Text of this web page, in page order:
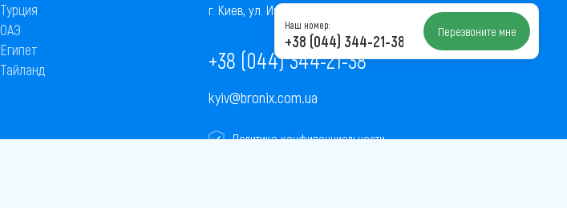
Турция
ОАЭ
Египет
Тайланд
г. Киев, ул. Институтская, 22/7, оф. 41
+38 (044) 344-21-38
kyiv@bronix.com.ua
Политика конфиденциальности
Наш номер:
+38 (044) 344-21-38 Перезвоните мне